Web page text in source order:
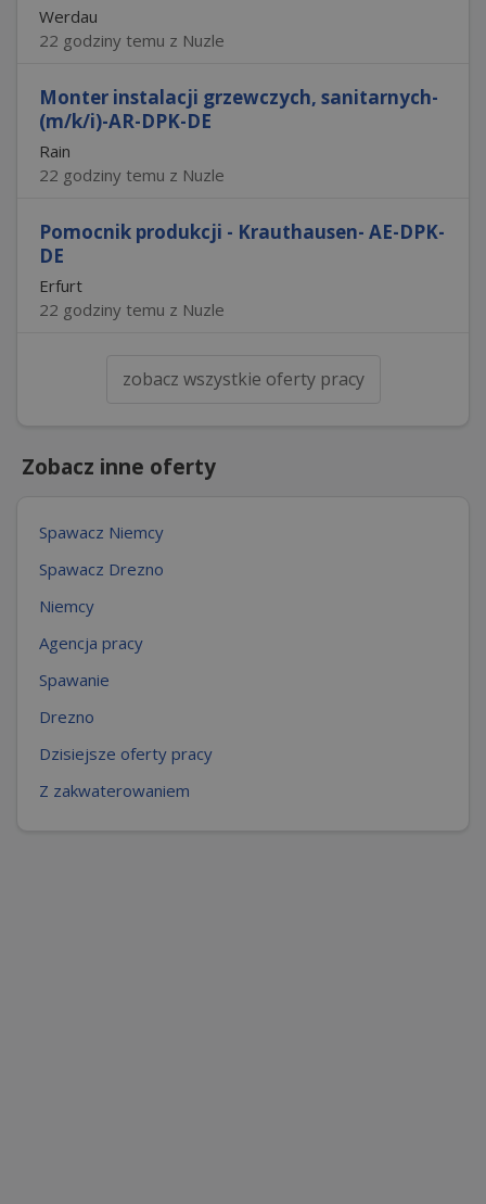
Werdau
22 godziny temu z Nuzle
Monter instalacji grzewczych, sanitarnych-
(m/k/i)-AR-DPK-DE
Rain
22 godziny temu z Nuzle
Pomocnik produkcji - Krauthausen- AE-DPK-
DE
Erfurt
22 godziny temu z Nuzle
zobacz wszystkie oferty pracy
Zobacz inne oferty
Spawacz Niemcy
Spawacz Drezno
Niemcy
Agencja pracy
Spawanie
Drezno
Dzisiejsze oferty pracy
Z zakwaterowaniem